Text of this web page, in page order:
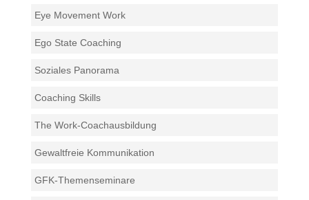
Eye Movement Work
Ego State Coaching
Soziales Panorama
Coaching Skills
The Work-Coachausbildung
Gewaltfreie Kommunikation
GFK-Themenseminare